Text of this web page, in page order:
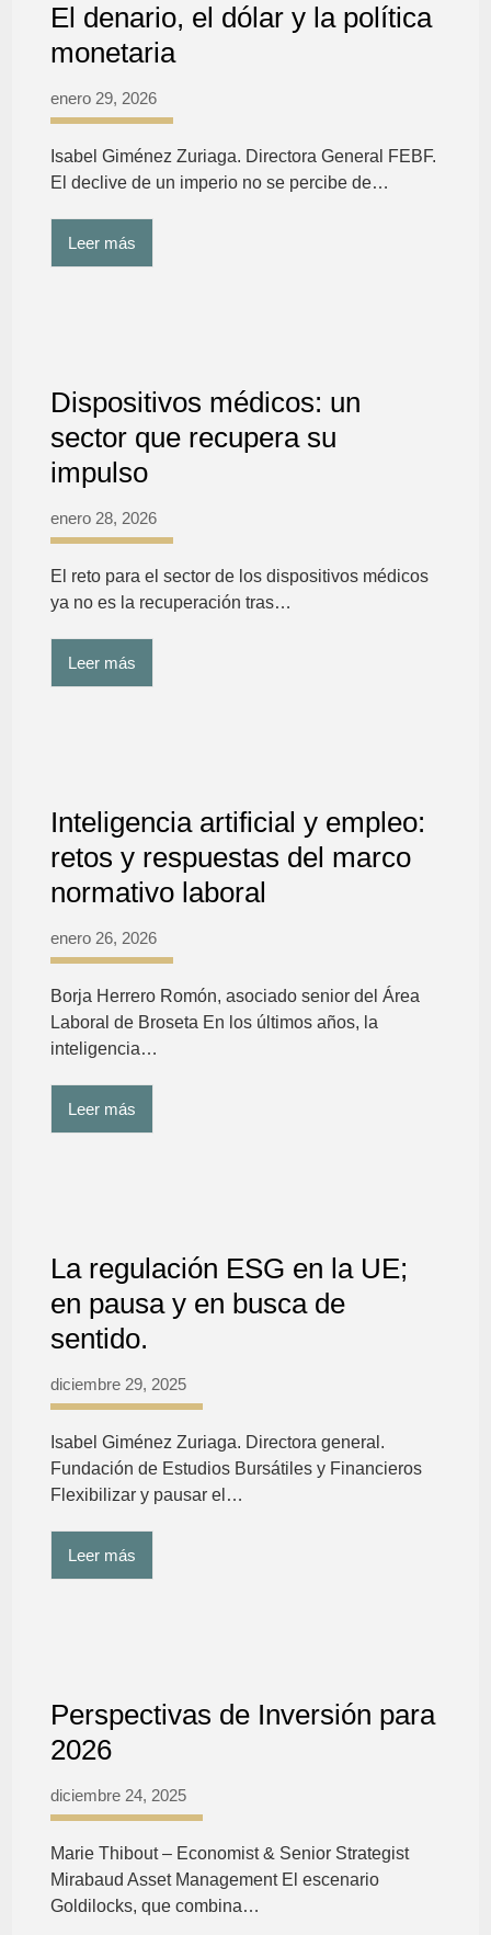
El denario, el dólar y la política
monetaria
enero 29, 2026
Isabel Giménez Zuriaga. Directora General FEBF.
El declive de un imperio no se percibe de…
Leer más
Dispositivos médicos: un
sector que recupera su
impulso
enero 28, 2026
El reto para el sector de los dispositivos médicos
ya no es la recuperación tras…
Leer más
Inteligencia artificial y empleo:
retos y respuestas del marco
normativo laboral
enero 26, 2026
Borja Herrero Romón, asociado senior del Área
Laboral de Broseta En los últimos años, la
inteligencia…
Leer más
La regulación ESG en la UE;
en pausa y en busca de
sentido.
diciembre 29, 2025
Isabel Giménez Zuriaga. Directora general.
Fundación de Estudios Bursátiles y Financieros
Flexibilizar y pausar el…
Leer más
Perspectivas de Inversión para
2026
diciembre 24, 2025
Marie Thibout – Economist & Senior Strategist
Mirabaud Asset Management El escenario
Goldilocks, que combina…